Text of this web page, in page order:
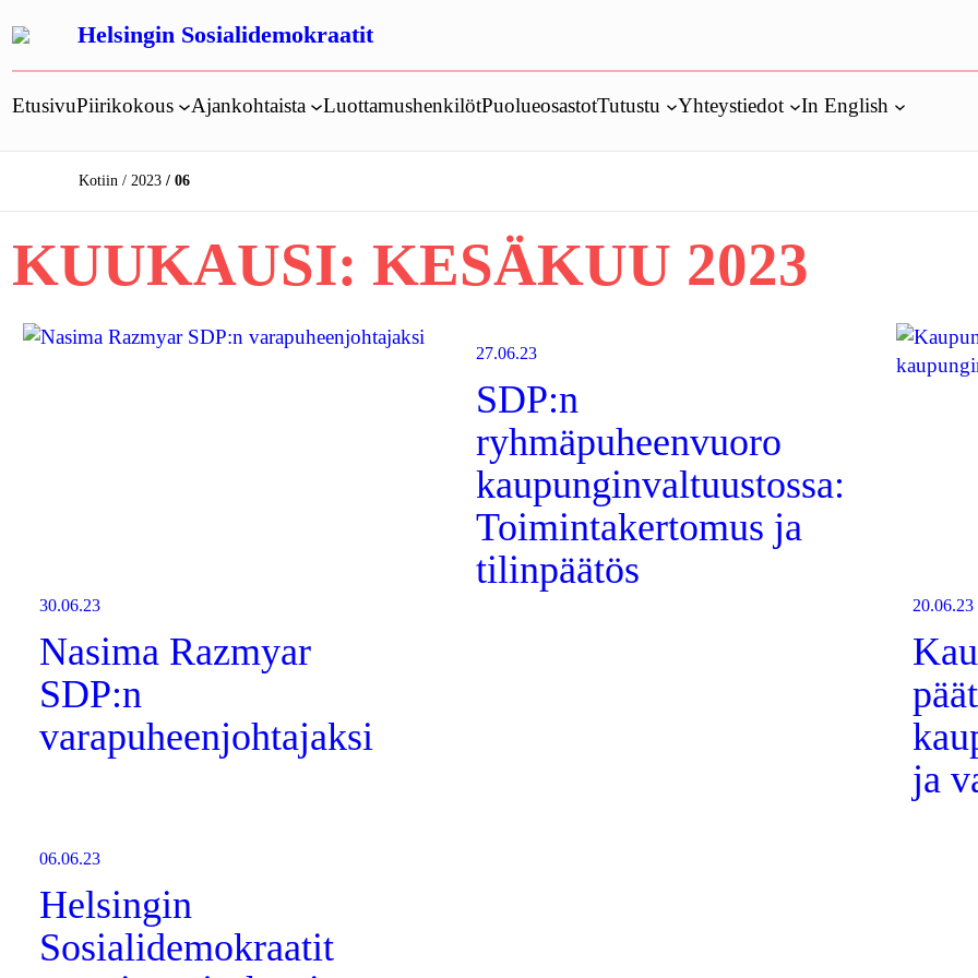
sisältöön
Helsingin Sosialidemokraatit
EtusivuPiirikokous Ajankohtaista LuottamushenkilötPuolueosastotTutustu Yhteystiedot In English
Kotiin 2023 06
KUUKAUSI: KESÄKUU 2023
30.06.23
Nasima Razmyar
SDP:n
varapuheenjohtajaksi
27.06.23
SDP:n
ryhmäpuheenvuoro
kaupunginvaltuustossa:
Toimintakertomus ja
tilinpäätös
20.06.23
ja
06.06.23
Helsingin
Sosialidemokraatit